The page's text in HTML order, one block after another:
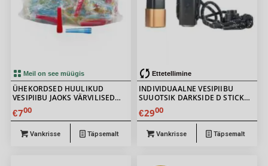
Meil on see müügis
ÜHEKORDSED HUULIKUD
VESIPIIBU JAOKS VÄRVILISED
6CM 100 TK
€700
Vankrisse Täpsemalt
Ettetellimine
INDIVIDUAALNE VESIPIIBU
SUUOTSIK DARKSIDE D STICK
BRONZE
€2900
Vankrisse Täpsemalt